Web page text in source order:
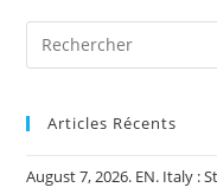
Articles Récents
August 7, 2026. EN. Italy :